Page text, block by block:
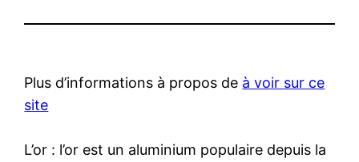
Plus d’informations à propos de à voir sur ce
site
L’or : l’or est un aluminium populaire depuis la